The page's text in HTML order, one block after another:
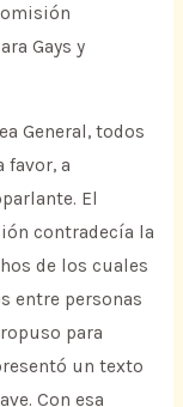
Gays y
General, todos
favor, a
El
contradecía la
de los cuales
entre personas
para
un texto
Con esa